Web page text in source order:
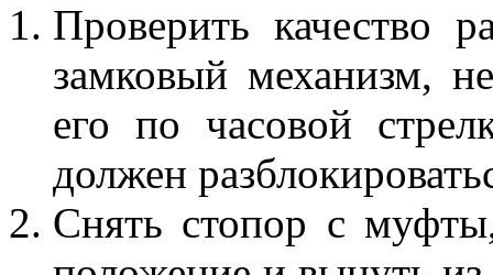
Проверить качество
замковый механизм,
его по часовой
должен
Снять стопор с